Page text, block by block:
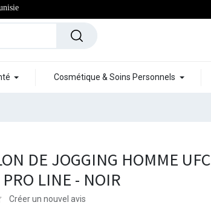
Cosmétique & Soins Personnels
DE JOGGING HOMME UFC
LINE - NOIR
Créer un nouvel avis